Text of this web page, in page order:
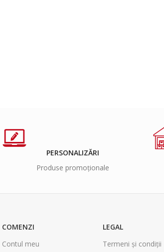
PERSONALIZĂRI
Produse promoționale
COMENZI
Contul meu
LEGAL
Termeni și condiții